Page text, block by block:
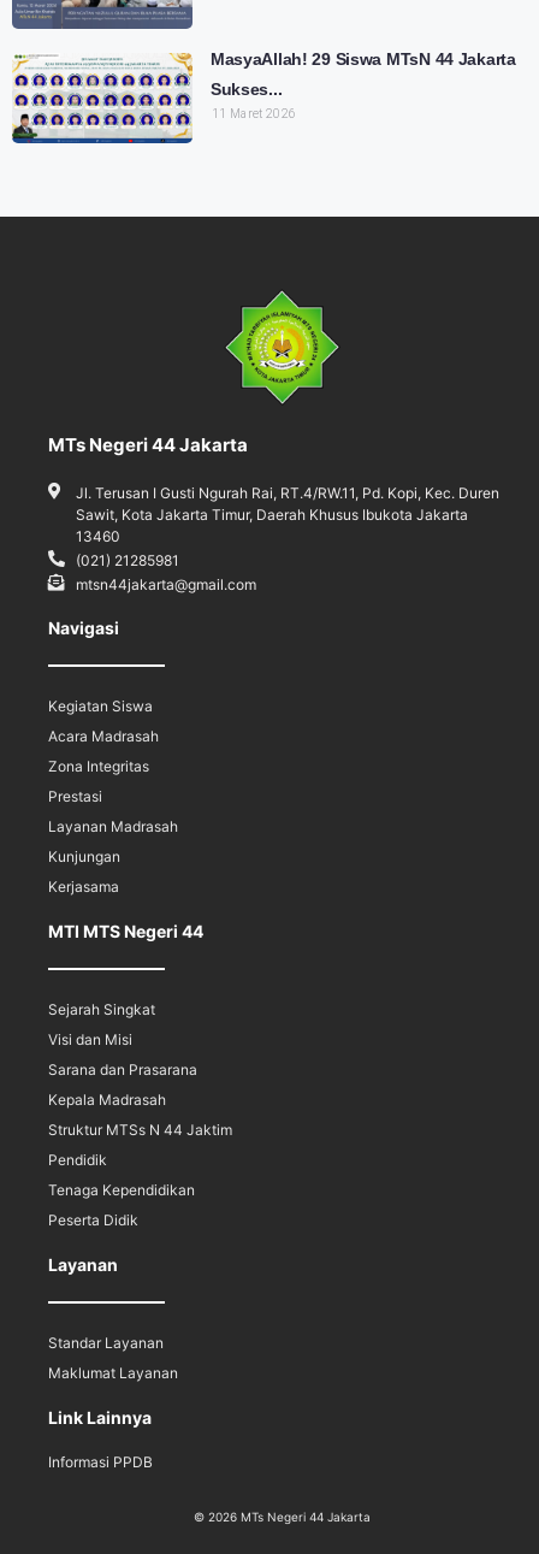
MasyaAllah! 29 Siswa MTsN 44 Jakarta
Sukses...
11 Maret 2026
MTs Negeri 44 Jakarta
Jl. Terusan I Gusti Ngurah Rai, RT.4/RW.11, Pd. Kopi, Kec. Duren
Sawit, Kota Jakarta Timur, Daerah Khusus Ibukota Jakarta
13460
(021) 21285981
mtsn44jakarta@gmail.com
Navigasi
Kegiatan Siswa
Acara Madrasah
Zona Integritas
Prestasi
Layanan Madrasah
Kunjungan
Kerjasama
MTI MTS Negeri 44
Sejarah Singkat
Visi dan Misi
Sarana dan Prasarana
Kepala Madrasah
Struktur MTSs N 44 Jaktim
Pendidik
Tenaga Kependidikan
Peserta Didik
Layanan
Standar Layanan
Maklumat Layanan
Link Lainnya
Informasi PPDB
© 2026 MTs Negeri 44 Jakarta